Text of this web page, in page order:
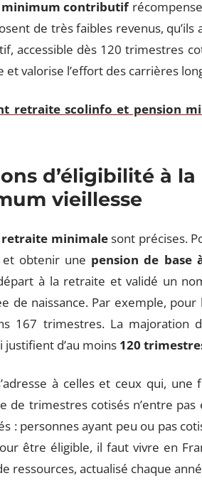
minimum contributifrécompense
de très faibles revenus,
accessible dès 120 trimestres
valorise l’effort des carrières
retraite scolinfo et pension
d’éligibilité à
vieillesse
retraite minimalesont précises.
obtenir une pension de base
à la retraite et validé un
de naissance. Par exemple,
167 trimestres. La majoration
justifient d’au moins 120
à celles et ceux qui,
de trimestres cotisés n’entre pas
: personnes ayant peu ou pas
être éligible, il faut vivre en
ressources, actualisé chaque